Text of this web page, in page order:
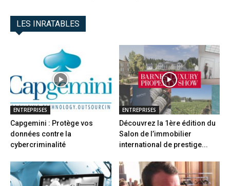
LES INRATABLES
ENTREPRISES
Capgemini : Protège vos
données contre la
cybercriminalité
ENTREPRISES
Découvrez la 1ère édition du
Salon de l’immobilier
international de prestige...